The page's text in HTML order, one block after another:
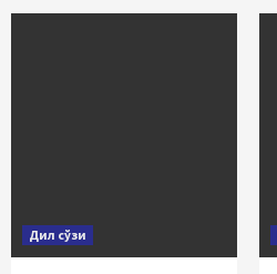
Дил сўзи